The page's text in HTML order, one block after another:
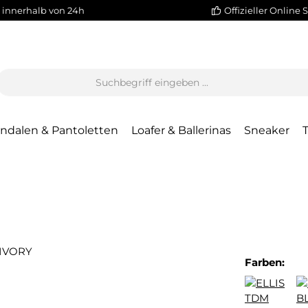
innerhalb von 24h Offizieller Online
& Pantoletten Loafer & Ballerinas Sneaker
Farben: